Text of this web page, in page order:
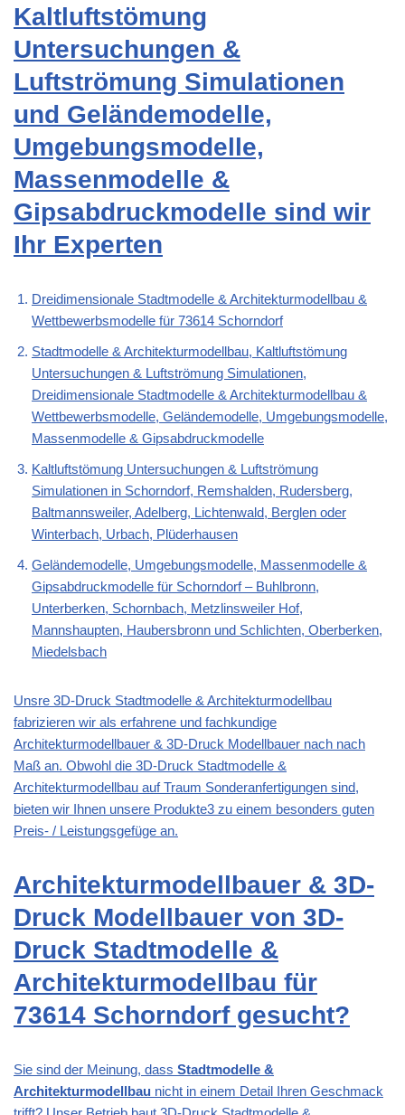
Kaltluftstömung
Untersuchungen &
Luftströmung Simulationen
und Geländemodelle,
Umgebungsmodelle,
Massenmodelle &
Gipsabdruckmodelle sind wir
Ihr Experten
Dreidimensionale Stadtmodelle & Architekturmodellbau &
Wettbewerbsmodelle für 73614 Schorndorf
Stadtmodelle & Architekturmodellbau, Kaltluftstömung
Untersuchungen & Luftströmung Simulationen,
Dreidimensionale Stadtmodelle & Architekturmodellbau &
Wettbewerbsmodelle, Geländemodelle, Umgebungsmodelle,
Massenmodelle & Gipsabdruckmodelle
Kaltluftstömung Untersuchungen & Luftströmung
Simulationen in Schorndorf, Remshalden, Rudersberg,
Baltmannsweiler, Adelberg, Lichtenwald, Berglen oder
Winterbach, Urbach, Plüderhausen
Geländemodelle, Umgebungsmodelle, Massenmodelle &
Gipsabdruckmodelle für Schorndorf – Buhlbronn,
Unterberken, Schornbach, Metzlinsweiler Hof,
Mannshaupten, Haubersbronn und Schlichten, Oberberken,
Miedelsbach
Unsre 3D-Druck Stadtmodelle & Architekturmodellbau
fabrizieren wir als erfahrene und fachkundige
Architekturmodellbauer & 3D-Druck Modellbauer nach nach
Maß an. Obwohl die 3D-Druck Stadtmodelle &
Architekturmodellbau auf Traum Sonderanfertigungen sind,
bieten wir Ihnen unsere Produkte3 zu einem besonders guten
Preis- / Leistungsgefüge an.
Architekturmodellbauer & 3D-
Druck Modellbauer von 3D-
Druck Stadtmodelle &
Architekturmodellbau für
73614 Schorndorf gesucht?
Sie sind der Meinung, dass Stadtmodelle &
Architekturmodellbau nicht in einem Detail Ihren Geschmack